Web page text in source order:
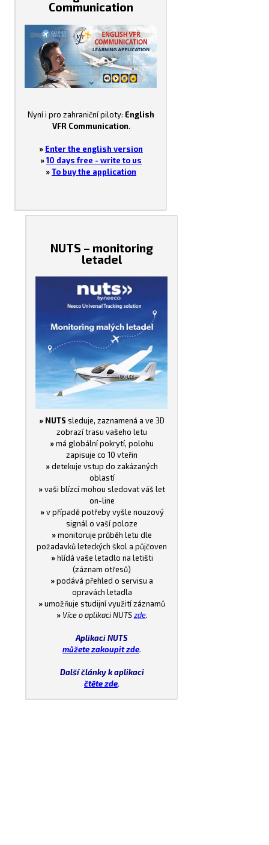
Communication
Nyní i pro zahraniční piloty: English
VFR Communication.
» Enter the english version
»10 days free - write to us
»To buy the application
NUTS – monitoring
letadel
» NUTS sleduje, zaznamená a ve 3D
zobrazí trasu vašeho letu
»má globální pokrytí, polohu
zapisuje co 10 vteřin
»detekuje vstup do zakázaných
oblastí
»vaši blízcí mohou sledovat váš let
on-line
»v případě potřeby vyšle nouzový
signál o vaší poloze
»monitoruje průběh letu dle
požadavků leteckých škol a půjčoven
»hlídá vaše letadlo na letišti
(záznam otřesů)
»podává přehled o servisu a
opravách letadla
»umožňuje studijní využití záznamů
»Více o aplikaci NUTSzde.
Aplikaci NUTS
můžete zakoupit zde.
Další články k aplikaci
čtěte zde.